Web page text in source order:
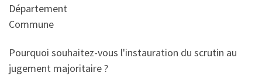
Département
Commune
Pourquoi souhaitez-vous l'instauration du scrutin au
jugement majoritaire ?